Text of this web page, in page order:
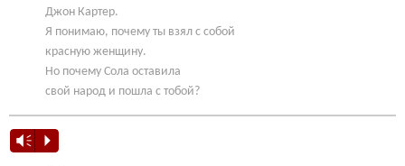
Джон Картер.
Я понимаю, почему ты взял с собой
красную женщину.
Но почему Сола оставила
свой народ и пошла с тобой?
Vm P